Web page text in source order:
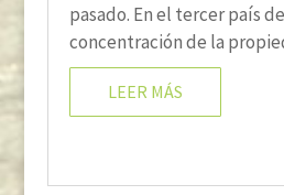
pasado. En el tercer país
concentración de la
LEER MÁS